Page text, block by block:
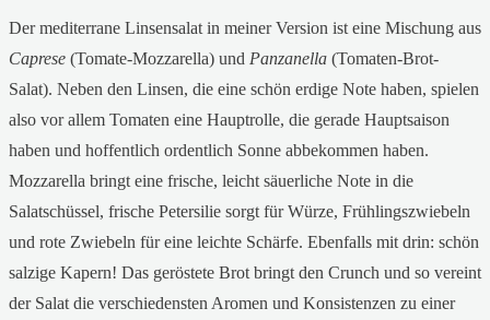
Der mediterrane Linsensalat in meiner Version ist eine Mischung aus
Caprese (Tomate-Mozzarella) und Panzanella (Tomaten-Brot-
Salat). Neben den Linsen, die eine schön erdige Note haben, spielen
also vor allem Tomaten eine Hauptrolle, die gerade Hauptsaison
haben und hoffentlich ordentlich Sonne abbekommen haben.
Mozzarella bringt eine frische, leicht säuerliche Note in die
Salatschüssel, frische Petersilie sorgt für Würze, Frühlingszwiebeln
und rote Zwiebeln für eine leichte Schärfe. Ebenfalls mit drin: schön
salzige Kapern! Das geröstete Brot bringt den Crunch und so vereint
der Salat die verschiedensten Aromen und Konsistenzen zu einer